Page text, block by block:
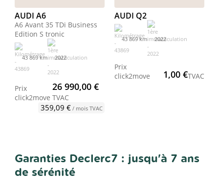
AUDI A6
A6 Avant 35 TDi Business
Edition S tronic
43 869 km 2022
Prix
click2move
26 990,00 €
TVAC
359,09 €/ mois TVAC
AUDI Q2
43 869 km 2022
Prix
click2move
1,00 €TVAC
Garanties Declerc7 : jusqu'à 7 ans
de sérénité